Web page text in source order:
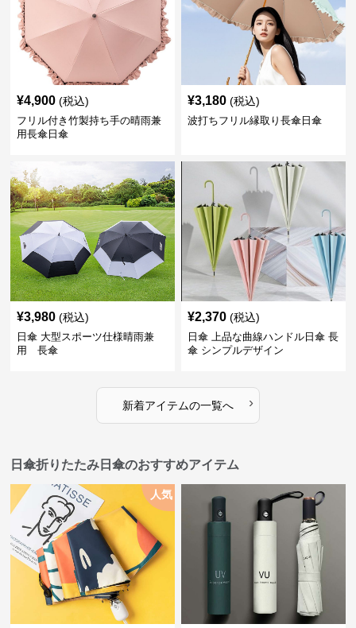
¥4,900 (税込)
フリル付き竹製持ち手の晴雨兼
用長傘日傘
¥3,180 (税込)
波打ちフリル縁取り長傘日傘
¥3,980 (税込)
日傘 大型スポーツ仕様晴雨兼
用 長傘
¥2,370 (税込)
日傘 上品な曲線ハンドル日傘 長
傘 シンプルデザイン
新着アイテムの一覧へ ›
日傘折りたたみ日傘のおすすめアイテム
人気